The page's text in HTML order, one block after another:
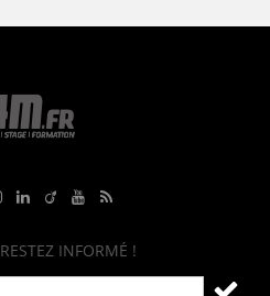
RESTEZ INFORMÉ !